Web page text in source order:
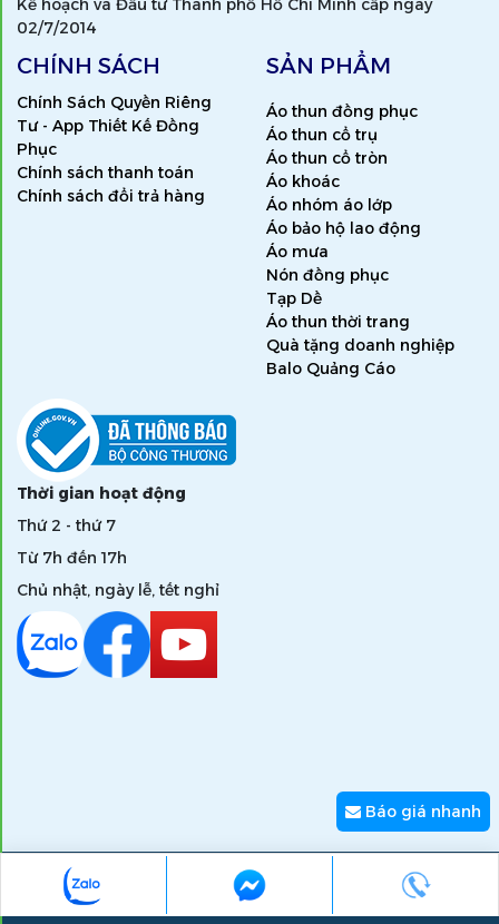
02/7/2014
CHÍNH SÁCH
Chính Sách Quyền Riêng
Tư - App Thiết Kế Đồng
Phục
Chính sách thanh toán
Chính sách đổi trả hàng
SẢN PHẨM
Áo thun đồng phục
Áo thun cổ trụ
Áo thun cổ tròn
Áo khoác
Áo nhóm áo lớp
Áo bảo hộ lao động
Áo mưa
Nón đồng phục
Tạp Dề
Áo thun thời trang
Quà tặng doanh nghiệp
Balo Quảng Cáo
Thời gian hoạt động
Thứ 2 - thứ 7
Từ 7h đến 17h
Chủ nhật, ngày lễ, tết nghỉ
Copyright © 2026 zumi.com.vn - Giải pháp nâng tầm giá trị
thương hiệu
Báo giá nhanh